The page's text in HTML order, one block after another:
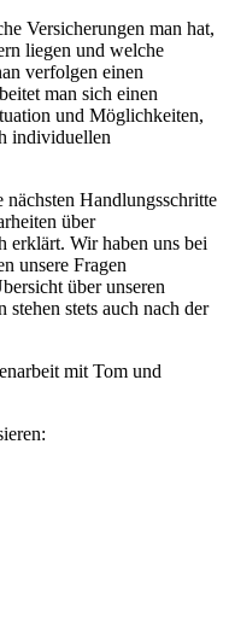
Versicherungen man hat,
liegen und welche
verfolgen einen
man sich einen
und Möglichkeiten,
individuellen
nächsten Handlungsschritte
über
erklärt. Wir haben uns bei
unsere Fragen
über unseren
stets auch nach der
mit Tom und